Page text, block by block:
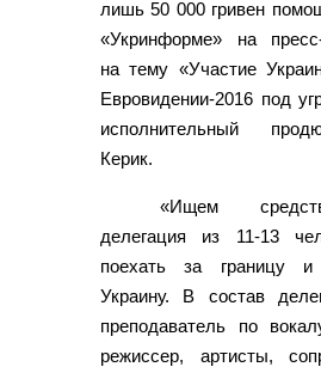
лишь 50 000 гривен
«Укринформе» на
на тему «Участие
Евровидении-2016 под
исполнительный
Керик.
«Ищем
делегация из 11-13
поехать за границу и
Украину. В состав
преподаватель по
режиссер, артисты,